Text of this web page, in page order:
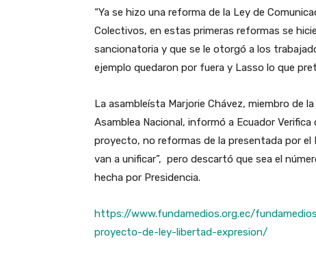
“Ya se hizo una reforma de la Ley de
Colectivos, en estas primeras reformas se
sancionatoria y que se le otorgó a los
ejemplo quedaron por fuera y Lasso lo que
La asambleísta Marjorie Chávez, miembro de
Asamblea Nacional, informó a Ecuador Verifica
proyecto, no reformas de la presentada por el
van a unificar”, pero descartó que sea el
hecha por Presidencia.
https://www.fundamedios.org.ec/
proyecto-de-ley-libertad-expresion/